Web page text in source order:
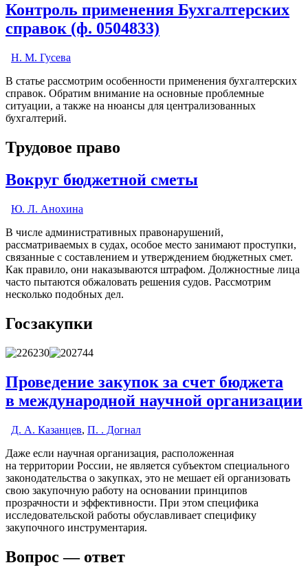
Контроль применения Бухгалтерских
справок (ф. 0504833)
Н. М. Гусева
В статье рассмотрим особенности применения бухгалтерских
справок. Обратим внимание на основные проблемные
ситуации, а также на нюансы для централизованных
бухгалтерий.
Трудовое право
Вокруг бюджетной сметы
Ю. Л. Анохина
В числе административных правонарушений,
рассматриваемых в судах, особое место занимают проступки,
связанные с составлением и утверждением бюджетных смет.
Как правило, они наказываются штрафом. Должностные лица
часто пытаются обжаловать решения судов. Рассмотрим
несколько подобных дел.
Госзакупки
Проведение закупок за счет бюджета
в международной научной организации
Д. А. Казанцев, П. . Догнал
Даже если научная организация, расположенная
на территории России, не является субъектом специального
законодательства о закупках, это не мешает ей организовать
свою закупочную работу на основании принципов
прозрачности и эффективности. При этом специфика
исследовательской работы обуславливает специфику
закупочного инструментария.
Вопрос — ответ